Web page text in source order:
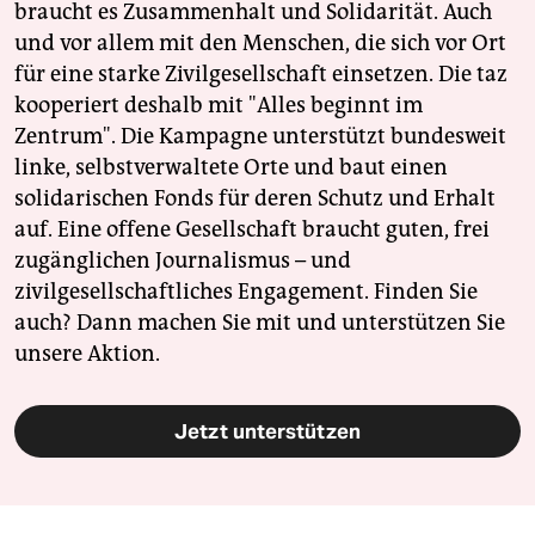
braucht es Zusammenhalt und Solidarität. Auch
und vor allem mit den Menschen, die sich vor Ort
für eine starke Zivilgesellschaft einsetzen. Die taz
kooperiert deshalb mit "Alles beginnt im
Zentrum". Die Kampagne unterstützt bundesweit
linke, selbstverwaltete Orte und baut einen
solidarischen Fonds für deren Schutz und Erhalt
auf. Eine offene Gesellschaft braucht guten, frei
zugänglichen Journalismus – und
zivilgesellschaftliches Engagement. Finden Sie
auch? Dann machen Sie mit und unterstützen Sie
unsere Aktion.
Jetzt unterstützen